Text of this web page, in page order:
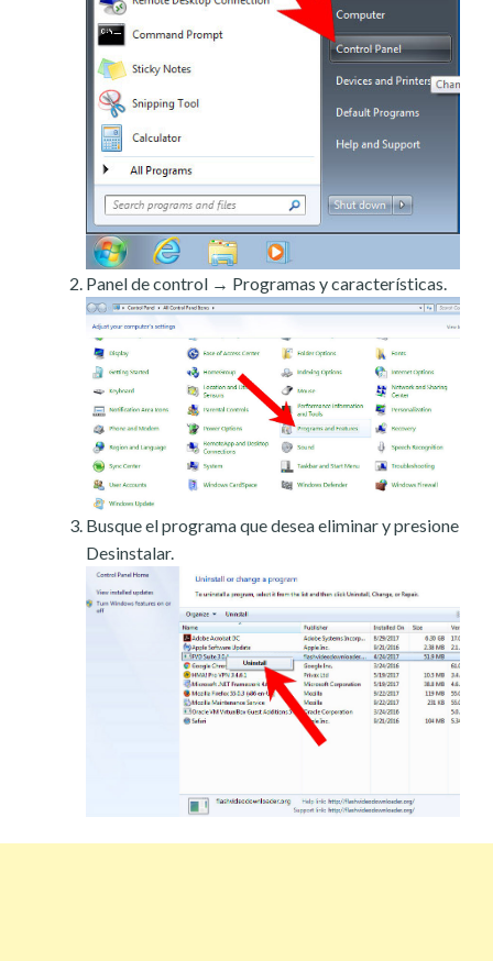
Panel de control → Programas y características.
Busque el programa que desea eliminar y presione
Desinstalar.